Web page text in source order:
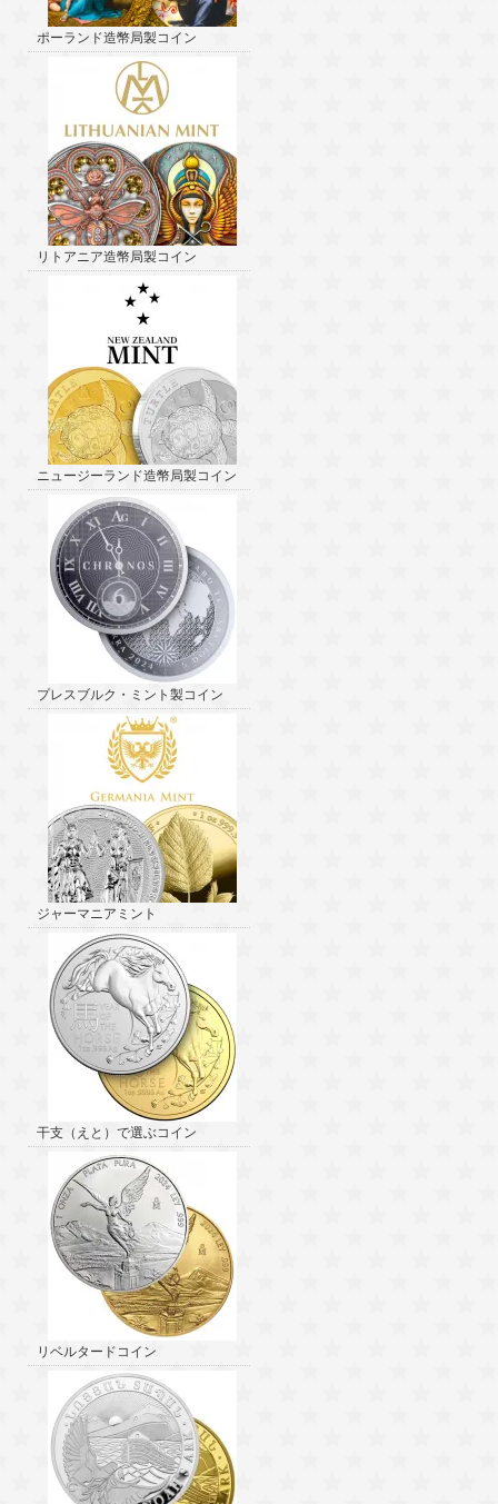
ポーランド造幣局製コイン
リトアニア造幣局製コイン
ニュージーランド造幣局製コイン
プレスブルク・ミント製コイン
ジャーマニアミント
干支（えと）で選ぶコイン
リベルタードコイン